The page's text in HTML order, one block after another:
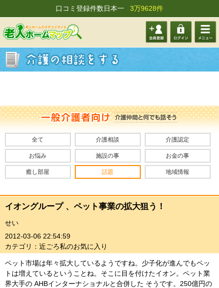
口コミ登録件数日本一 3万9628件
会員登 ログイ メニュ
全て 介護相談 介護認定
お悩み 施設の事 お金の事
癒し部屋 話題 地域情報
イオングループ 、ペット事業の拡大狙う！
せい
2012-03-06 22:54:59
カテゴリ：近ごろ私のお気に入り
ペット市場は年々拡大しているようですね。少子化が進んでもペッ
トは増えているということね。そこに目を付けたイオン。ペット業
界大手の AHBインターナショナルと合併した そうです。250億円の